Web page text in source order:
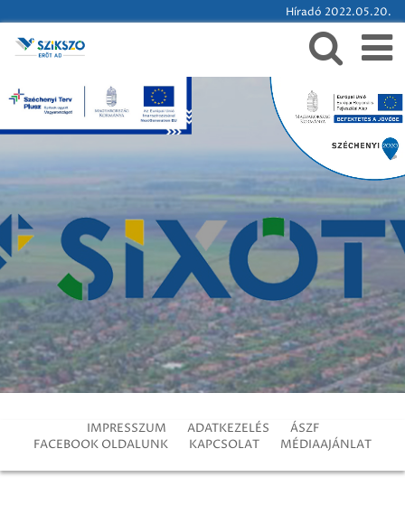
Híradó 2022.05.20.
IMPRESSZUM ADATKEZELÉS
ÁSZF
FACEBOOK OLDALUNK
KAPCSOLAT MÉDIAAJÁNLAT